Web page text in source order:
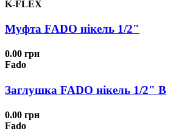
K-FLEX
Муфта FADO нікель 1/2"
0.00 грн
Fado
Заглушка FADO нікель 1/2" В
0.00 грн
Fado